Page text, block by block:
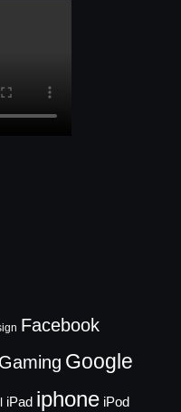
Facebook
Gaming Google
iPad iphone iPod